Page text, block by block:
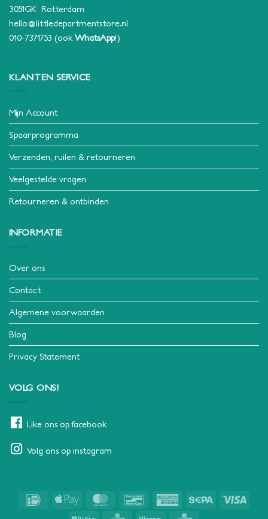
3051GK Rotterdam
hello@littledepartmentstore.nl
010-7371753 (ook WhatsApp!)
KLANTEN SERVICE
Mijn Account
Spaarprogramma
Verzenden, ruilen & retourneren
Veelgestelde vragen
Retourneren & ontbinden
INFORMATIE
Over ons
Contact
Algemene voorwaarden
Blog
Privacy Statement
VOLG ONS!
Like ons op facebook
Volg ons op instagram
IDeal
Apple
MasterCardBancontact American Sepa